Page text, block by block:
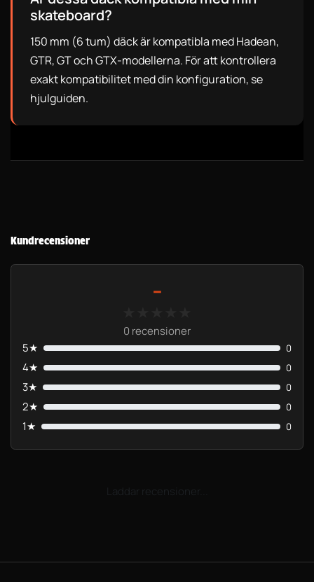
skateboard?
150 mm (6 tum) däck är kompatibla med Hadean,
GTR, GT och GTX-modellerna. För att kontrollera
exakt kompatibilitet med din konfiguration, se
hjulguiden.
Kundrecensioner
-
0 recensioner
5★
0
4★ 0
3★ 0
2★ 0
1★ 0